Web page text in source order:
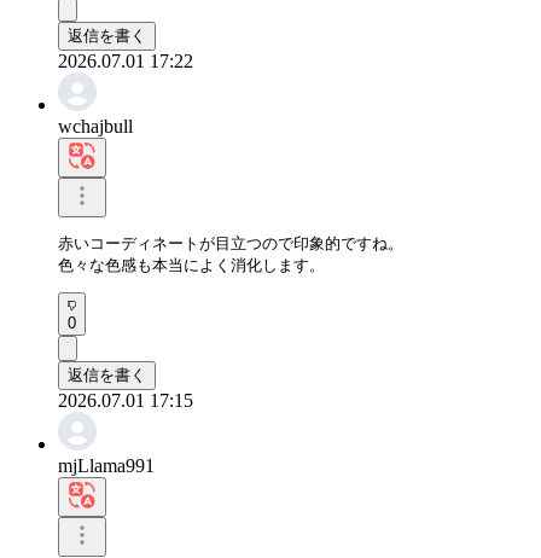
返信を書く
2026.07.01 17:22
wchajbull
赤いコーディネートが目立つので印象的ですね。
色々な色感も本当によく消化します。
0
返信を書く
2026.07.01 17:15
mjLlama991